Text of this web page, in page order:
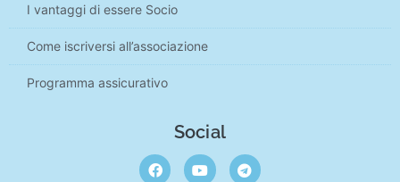
I vantaggi di essere Socio
Come iscriversi all’associazione
Programma assicurativo
Social